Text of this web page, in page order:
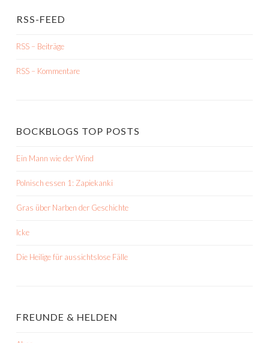
RSS-FEED
RSS – Beiträge
RSS – Kommentare
BOCKBLOGS TOP POSTS
Ein Mann wie der Wind
Polnisch essen 1: Zapiekanki
Gras über Narben der Geschichte
Icke
Die Heilige für aussichtslose Fälle
FREUNDE & HELDEN